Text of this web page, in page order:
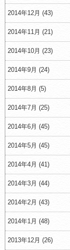
2014年12月 (43)
2014年11月 (21)
2014年10月 (23)
2014年9月 (24)
2014年8月 (5)
2014年7月 (25)
2014年6月 (45)
2014年5月 (45)
2014年4月 (41)
2014年3月 (44)
2014年2月 (43)
2014年1月 (48)
2013年12月 (26)